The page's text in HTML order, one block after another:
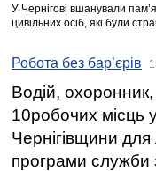
У Чернігові вшанували
цивільних осіб, які були
Робота без бар’єрів
Водій,
10робочих місць
Чернігівщини
програми служби